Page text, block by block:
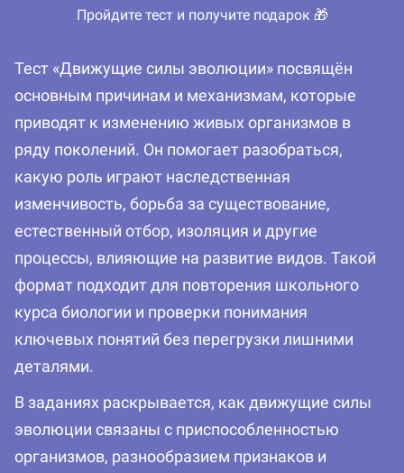
Пройдите тест и получите подарок 🎁
Тест «Движущие силы эволюции» посвящён
основным причинам и механизмам, которые
приводят к изменению живых организмов в
ряду поколений. Он помогает разобраться,
какую роль играют наследственная
изменчивость, борьба за существование,
естественный отбор, изоляция и другие
процессы, влияющие на развитие видов. Такой
формат подходит для повторения школьного
курса биологии и проверки понимания
ключевых понятий без перегрузки лишними
деталями.
В заданиях раскрывается, как движущие силы
эволюции связаны с приспособленностью
организмов, разнообразием признаков и